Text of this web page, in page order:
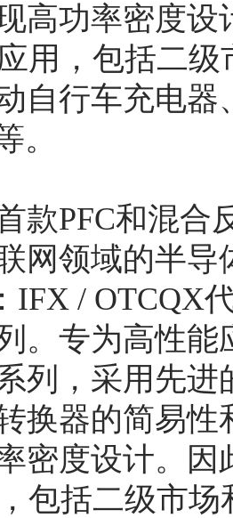
高功率密度
用，包括二
自行车充电
。
款PFC和混合
网领域的半
IFX /
。专为高性
列，采用先
换器的简易
密度设计。
包括二级市